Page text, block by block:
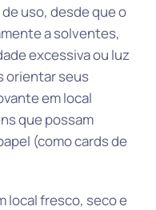
uso, desde que o
a solventes,
excessiva ou luz
orientar seus
em local
que possam
(como cards de
local fresco, seco e